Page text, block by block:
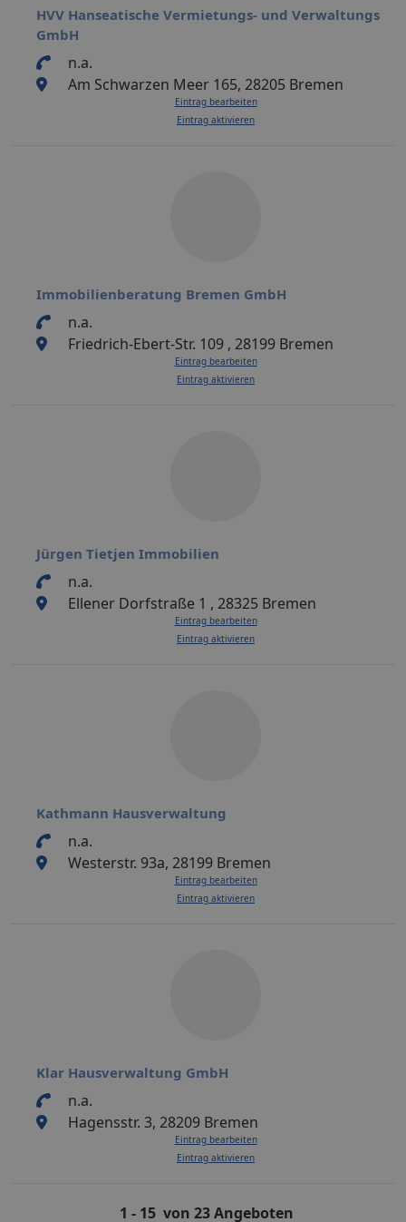
HVV Hanseatische Vermietungs- und Verwaltungs
GmbH
n.a.
Am Schwarzen Meer 165, 28205 Bremen
Eintrag bearbeiten
Eintrag aktivieren
Immobilienberatung Bremen GmbH
n.a.
Friedrich-Ebert-Str. 109 , 28199 Bremen
Eintrag bearbeiten
Eintrag aktivieren
Jürgen Tietjen Immobilien
n.a.
Ellener Dorfstraße 1 , 28325 Bremen
Eintrag bearbeiten
Eintrag aktivieren
Kathmann Hausverwaltung
n.a.
Westerstr. 93a, 28199 Bremen
Eintrag bearbeiten
Eintrag aktivieren
Klar Hausverwaltung GmbH
n.a.
Hagensstr. 3, 28209 Bremen
Eintrag bearbeiten
Eintrag aktivieren
1 - 15 von 23 Angeboten